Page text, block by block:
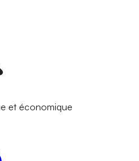
et économique